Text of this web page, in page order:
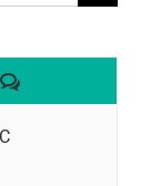
Comentaris